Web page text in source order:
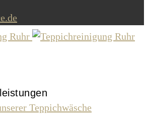
Teppichwäsche